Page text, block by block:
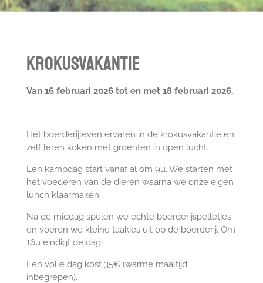
Krokusvakantie
Van 16 februari 2026 tot en met 18 februari 2026.
Het boerderijleven ervaren in de krokusvakantie en
zelf leren koken met groenten in open lucht.
Een kampdag start vanaf al om 9u. We starten met
het voederen van de dieren waarna we onze eigen
lunch klaarmaken.
Na de middag spelen we echte boerderijspelletjes
en voeren we kleine taakjes uit op de boerderij. Om
16u eindigt de dag.
Een volle dag kost 35€ (warme maaltijd
inbegrepen).